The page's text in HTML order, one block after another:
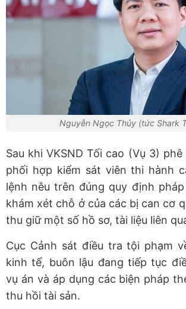
Nguyễn Ngọc Thủy (tức Shark
Sau khi VKSND Tối cao (Vụ 3)
phối hợp kiểm sát viên thi hành
lệnh nêu trên đúng quy định
khám xét chỗ ở của các bị can cơ
thu giữ một số hồ sơ, tài liệu liên
Cục Cảnh sát điều tra tội phạm
kinh tế, buôn lậu đang tiếp tục
vụ án và áp dụng các biện pháp
thu hồi tài sản.